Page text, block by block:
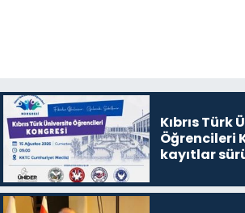
Kıbrıs Türk
Öğrencileri
kayıtlar